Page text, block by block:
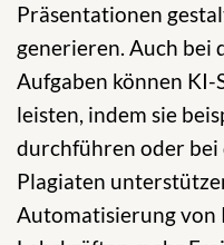
Präsentationen
generieren. Auch bei
Aufgaben können KI-
leisten, indem sie
durchführen oder bei
Plagiaten
Automatisierung von